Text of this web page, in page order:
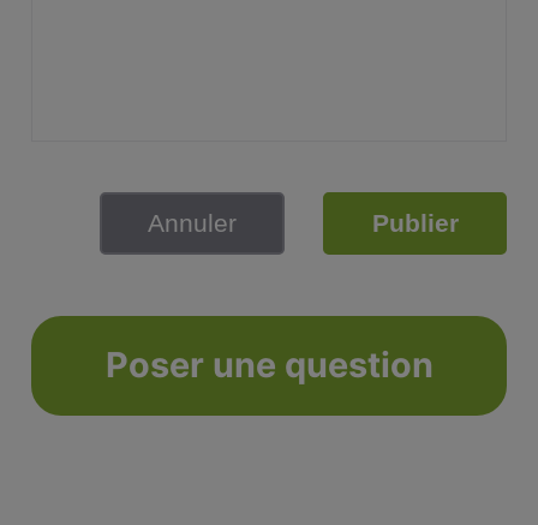
Annuler Publier
Poser une question